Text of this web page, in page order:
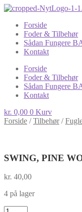
Forside
Foder & Tilbehør
Sådan Fungere
Kontakt
Forside
Foder & Tilbehør
Sådan Fungere
Kontakt
kr. 0,00 0 Kurv
Forside /Tilbehør/
SWING, PINE
kr. 40,00
4 på lager
SWING,